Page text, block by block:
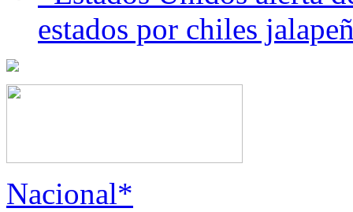
estados por chiles
Nacional*